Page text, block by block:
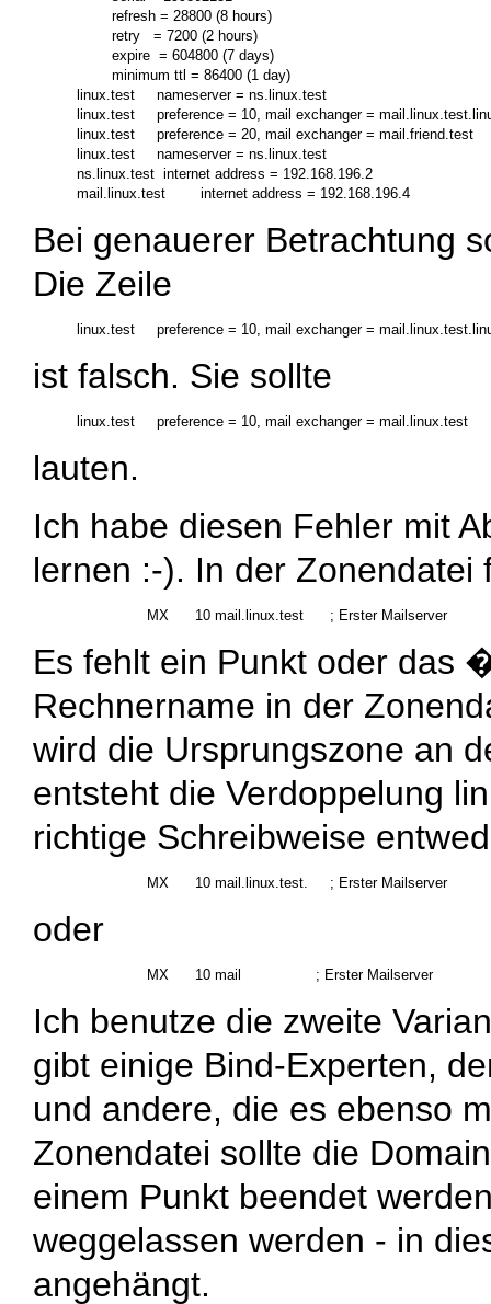
        refresh = 28800 (8 hours)
        retry   = 7200 (2 hours)
        expire  = 604800 (7 days)
        minimum ttl = 86400 (1 day)
linux.test     nameserver = ns.linux.test
linux.test     preference = 10, mail exchanger =
linux.test     preference = 20, mail exchanger = mail.friend.test
linux.test     nameserver = ns.linux.test
ns.linux.test  internet address = 192.168.196.2
Bei genauerer Betrachtung
Die Zeile
ist falsch. Sie sollte
lauten.
Ich habe diesen Fehler mit
lernen :-). In der
Es fehlt ein Punkt oder das
Rechnername in der
wird die Ursprungszone an
entsteht die Verdoppelung
richtige Schreibweise
oder
Ich benutze die zweite
gibt einige Bind-Experten,
und andere, die es ebenso
Zonendatei sollte die
einem Punkt beendet
weggelassen werden - in
angehängt.